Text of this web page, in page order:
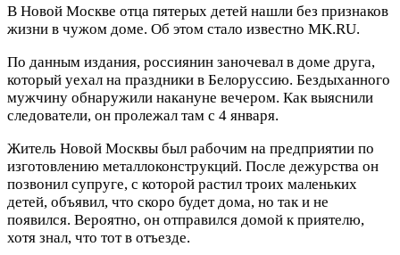
В Новой Москве отца пятерых детей нашли без признаков
жизни в чужом доме. Об этом стало известно MK.RU.
По данным издания, россиянин заночевал в доме друга,
который уехал на праздники в Белоруссию. Бездыханного
мужчину обнаружили накануне вечером. Как выяснили
следователи, он пролежал там с 4 января.
Житель Новой Москвы был рабочим на предприятии по
изготовлению металлоконструкций. После дежурства он
позвонил супруге, с которой растил троих маленьких
детей, объявил, что скоро будет дома, но так и не
появился. Вероятно, он отправился домой к приятелю,
хотя знал, что тот в отъезде.